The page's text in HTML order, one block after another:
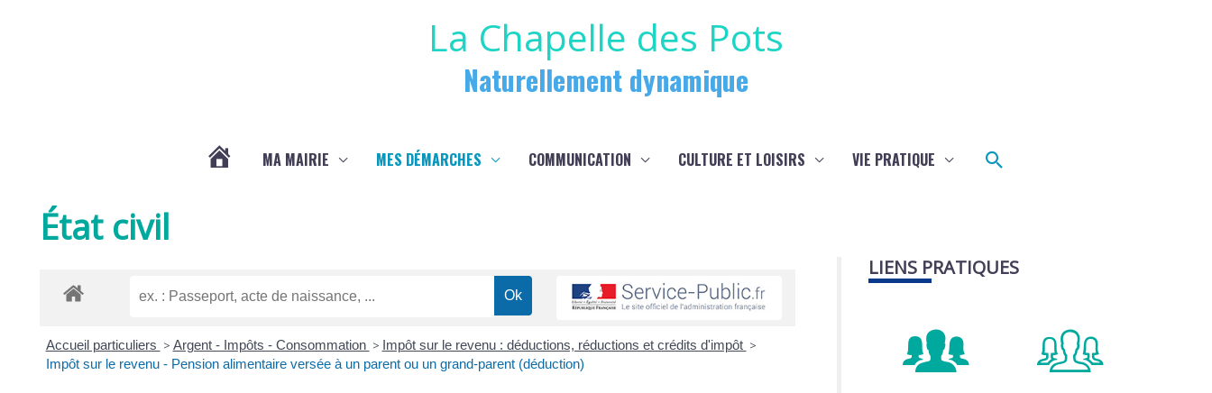
La Chapelle des Pots
Naturellement dynamique
LA
CHAPELLE
MA MAIRIE MES DÉMARCHES COMMUNICATION CULTURE ET LOISIRS VIE PRATIQUE Rechercher
État civil
Accueil particuliers > Argent - Impôts - Consommation > Impôt sur le revenu : déductions, réductions et crédits d'impôt >
Impôt sur le revenu - Pension alimentaire versée à un parent ou un grand-parent (déduction)
LIENS PRATIQUES